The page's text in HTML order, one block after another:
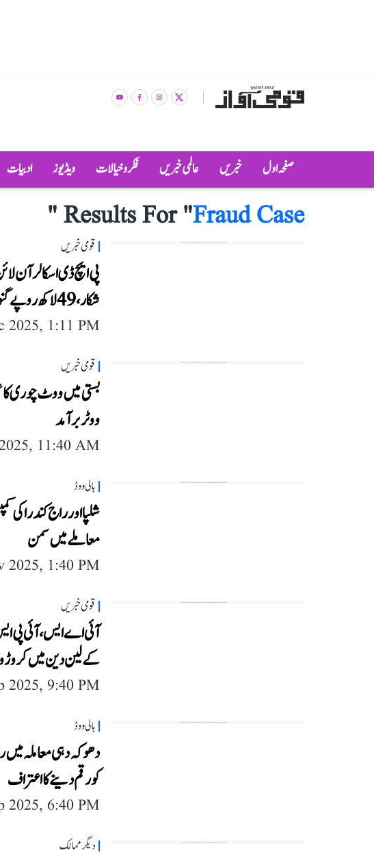
صفحہ اول خبریں عالمی خبریں فکر و خیالات ویڈیوز ادبیات
Results For "Fraud Case
"
قومی خبریں
پی ایچ ڈی اسکالر آن
شکار، 49 لاکھ روپے گنوا بیٹھا
2025, 1:11 PM
قومی خبریں
ووٹر برآمد
11:40 AM
بالی ووڈ
معاملے میں سمن
2025, 1:40 PM
قومی خبریں
آئی اے ایس، آئی پی
کے لین دین میں
2025, 9:40 PM
بالی ووڈ
دھوکہ دہی معاملہ میں
کو رقم دینے کا اعتراف
2025, 6:40 PM
دیگر ممالک